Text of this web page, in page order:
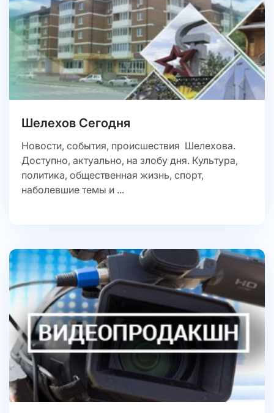
Шелехов Сегодня
Новости, события, происшествия Шелехова.
Доступно, актуально, на злобу дня. Культура,
политика, общественная жизнь, спорт,
наболевшие темы и ...